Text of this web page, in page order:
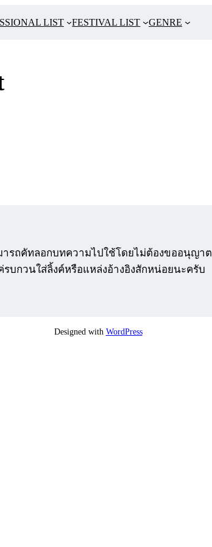
LIST FESTIVAL LIST GENRE
ารถคัทลอกบทความไปใช้โดยไม่ต้องขออนุญาต
รบกวนใส่ลิ้งค์หรือแหล่งอ้างอิงสักหน่อยนะครับ
Designed with WordPress